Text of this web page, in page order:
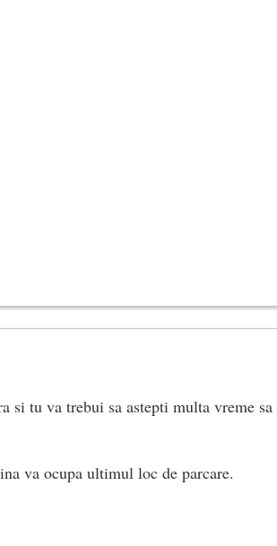
si tu va trebui sa astepti multa vreme sa
va ocupa ultimul loc de parcare.